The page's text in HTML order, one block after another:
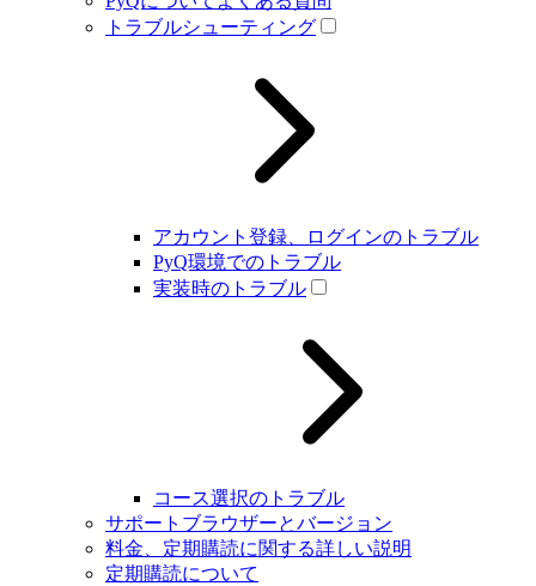
トラブルシューティング
アカウント登録、ログインのトラブル
PyQ環境でのトラブル
実装時のトラブル
コース選択のトラブル
サポートブラウザーとバージョン
料金、定期購読に関する詳しい説明
定期購読について